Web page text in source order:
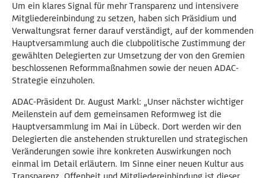
Um ein klares Signal für mehr Transparenz und intensivere
Mitgliedereinbindung zu setzen, haben sich Präsidium und
Verwaltungsrat ferner darauf verständigt, auf der kommenden
Hauptversammlung auch die clubpolitische Zustimmung der
gewählten Delegierten zur Umsetzung der von den Gremien
beschlossenen Reformmaßnahmen sowie der neuen ADAC-
Strategie einzuholen.
ADAC-Präsident Dr. August Markl: „Unser nächster wichtiger
Meilenstein auf dem gemeinsamen Reformweg ist die
Hauptversammlung im Mai in Lübeck. Dort werden wir den
Delegierten die anstehenden strukturellen und strategischen
Veränderungen sowie ihre konkreten Auswirkungen noch
einmal im Detail erläutern. Im Sinne einer neuen Kultur aus